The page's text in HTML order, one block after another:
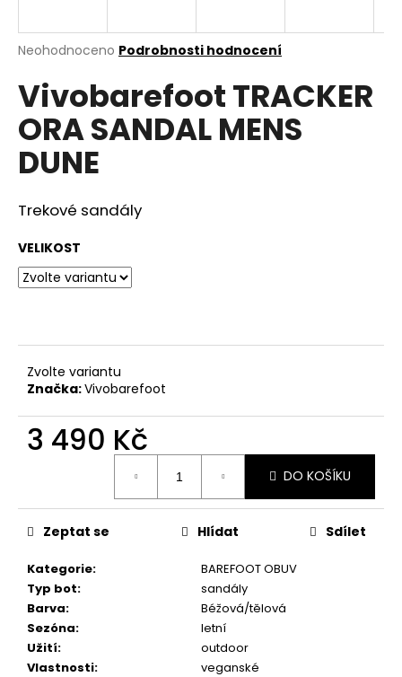
Průměrné
produktu
je
0,0
z
5
hvězdiček.
Neohodnoceno Podrobnosti hodnocení
Vivobarefoot TRACKER
ORA SANDAL MENS
DUNE
Trekové sandály
VELIKOST
Zvolte variantu
Značka:Vivobarefoot
3 490 Kč
DO KOŠÍKU
Kategorie:
BAREFOOT OBUV
Typ bot:
sandály
Barva:
Béžová/tělová
Sezóna:
letní
Užití:
outdoor
Vlastnosti: veganské
Zeptat se Hlídat Sdílet
j
t
?
D
o
u
u
e
BAREFOOT
PAMĚŤOVOU
PĚNOU
89
Kč